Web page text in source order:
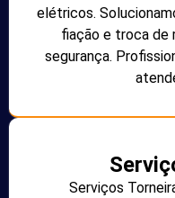
elétricos.
fiação e troca de
segurança.
Serviços